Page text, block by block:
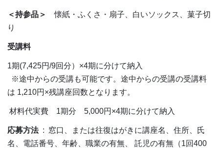
＜持参品＞
懐紙・ふくさ・扇子、白いソックス、菓子切
受講料
1期(7,425円/9回分）×4期に分けて納入
※途中からの受講も可能です。途中からの受講の受講料
は 1,210円×残講座回数となります。
材料代実費 1期分 5,000円×4期に分けて納入
応募方法: 窓口、または往復はがきに講座名、住所、氏
名、電話番号、年齢、職業の有無、 託児の有無（1回400